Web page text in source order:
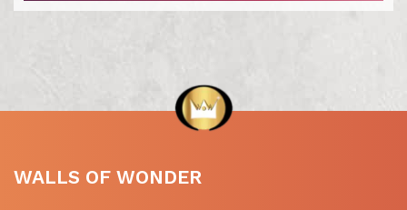
WALLS OF WONDER